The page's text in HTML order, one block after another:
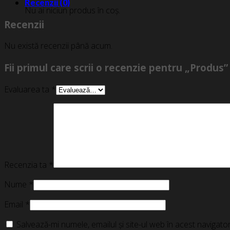
Nu ai niciun produs în coș.
Recenzii (0)
Recenzii
Nu există recenzii până acum.
Fii primul care scrii o recenzie pentru „Produs”
Evaluarea ta *
Recenzia ta *
Nume *
Email *
Salvează-mi numele, emailul și site-ul web în acest